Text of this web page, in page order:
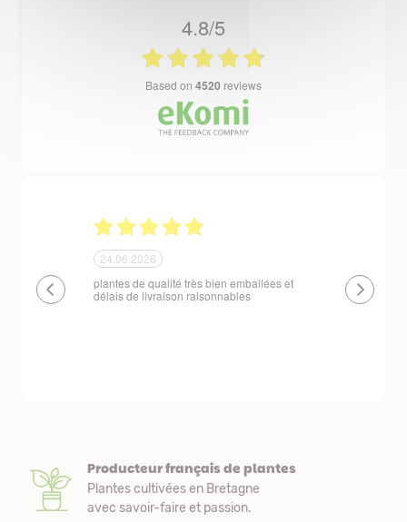
4.8/5
based on 4520 reviews
24.06.2026
plantes de qualité très bien emballées et
délais de livraison raisonnables
Un site que
réserve. La
livraison
Producteur français de plantes
Plantes cultivées en Bretagne
avec savoir-faire et passion.